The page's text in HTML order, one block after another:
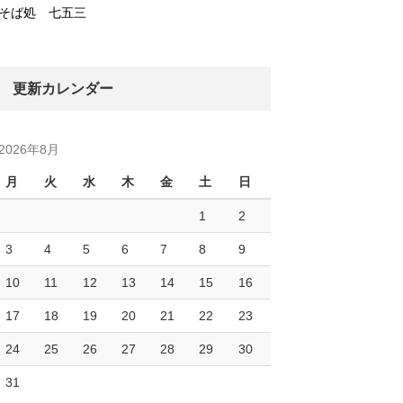
ば処 七五三
更新カレンダー
年8月
月 火 水 木 金 土 日
1 2
3 4 5 6 7 8 9
10 11 12 13 14 15 16
17 18 19 20 21 22 23
24 25 26 27 28 29 30
31